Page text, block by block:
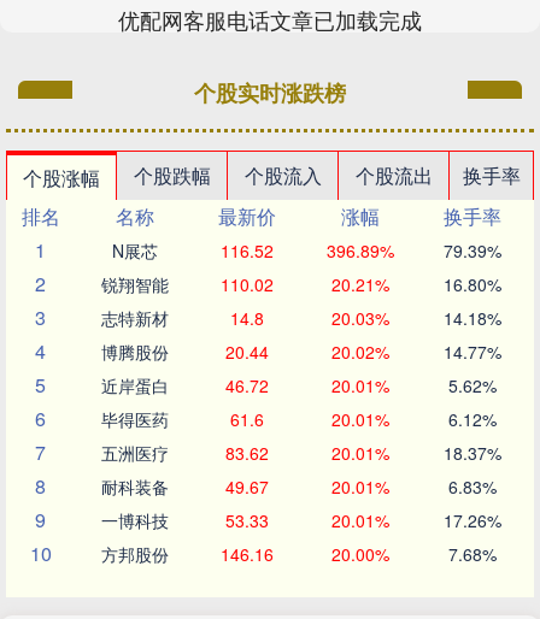
优配网客服电话文章已加载完成
个股实时涨跌榜
个股涨幅 个股跌幅 个股流入 个股流出
换手率
排名
名称 最新价 涨幅
换手率
1
N展芯 116.52 396.89% 79.39%
2 锐翔智能 110.02 20.21% 16.80%
3 志特新材 14.8 20.03% 14.18%
4 博腾股份 20.44 20.02% 14.77%
5 近岸蛋白 46.72 20.01% 5.62%
6 毕得医药 61.6 20.01% 6.12%
7 五洲医疗 83.62 20.01% 18.37%
8 耐科装备 49.67 20.01% 6.83%
9 一博科技 53.33 20.01% 17.26%
10 方邦股份 146.16 20.00% 7.68%